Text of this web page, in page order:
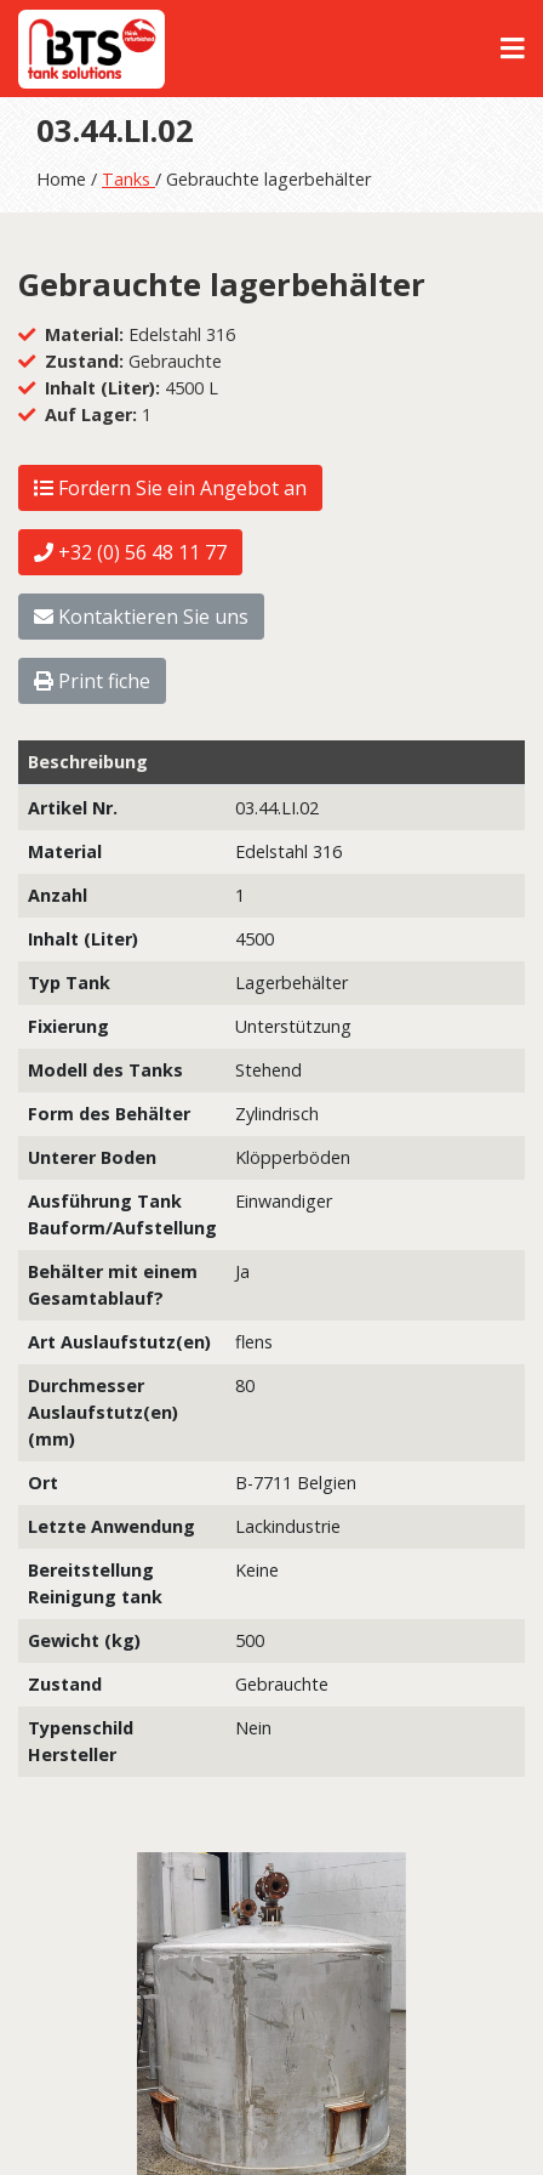
03.44.LI.02
Home / Tanks / Gebrauchte lagerbehälter
Gebrauchte lagerbehälter
Material: Edelstahl 316
Zustand: Gebrauchte
Inhalt (Liter): 4500 L
Auf Lager: 1
Fordern Sie ein Angebot an
+32 (0) 56 48 11 77
Kontaktieren Sie uns
Print fiche
Beschreibung
Artikel Nr.
03.44.LI.02
Material
Edelstahl 316
Anzahl
1
Inhalt (Liter)
4500
Typ Tank
Lagerbehälter
Fixierung
Unterstützung
Modell des Tanks
Stehend
Form des Behälter
Zylindrisch
Unterer Boden
Klöpperböden
Ausführung Tank
Bauform/Aufstellung
Einwandiger
Behälter mit einem
Gesamtablauf?
Ja
Art Auslaufstutz(en)
flens
Durchmesser
Auslaufstutz(en)
(mm)
80
Ort
B-7711 Belgien
Letzte Anwendung
Lackindustrie
Bereitstellung
Reinigung tank
Keine
Gewicht (kg)
500
Zustand
Gebrauchte
Typenschild
Hersteller
Nein